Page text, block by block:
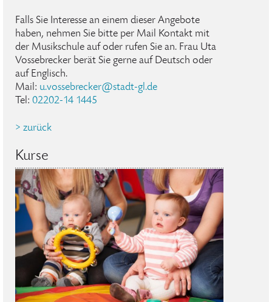
Falls Sie Interesse an einem dieser Angebote
haben, nehmen Sie bitte per Mail Kontakt mit
der Musikschule auf oder rufen Sie an. Frau Uta
Vossebrecker berät Sie gerne auf Deutsch oder
auf Englisch.
Mail: u.vossebrecker@stadt-gl.de
Tel: 02202-14 1445
> zurück
Kurse